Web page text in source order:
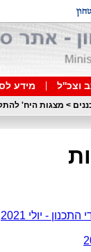
וצכ''ל מידע
> מצגות היח'
- יולי 2021